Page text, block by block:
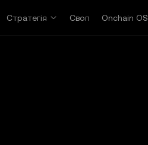
Стратегія Своп Onchain OS